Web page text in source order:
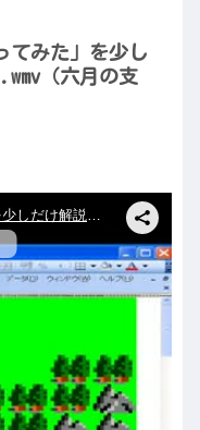
てみた」を少し
（六月の支